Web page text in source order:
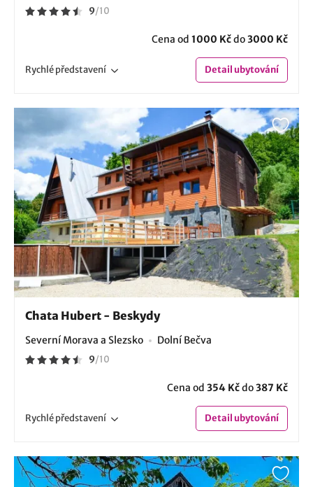
9/10
Cena od 1000 Kčdo3000 Kč
Rychlépředstavení Detailubytování
Chata Hubert - Beskydy
Severní Morava a Slezsko Dolní Bečva
9/10
Cena od 354 Kčdo387 Kč
Rychlépředstavení Detailubytování